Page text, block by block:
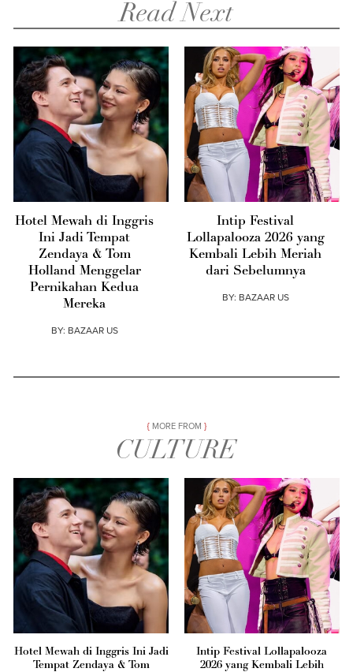
Read Next
Hotel Mewah di Inggris
Ini Jadi Tempat
Zendaya & Tom
Holland Menggelar
Pernikahan Kedua
Mereka
BY: BAZAAR US
Intip Festival
Lollapalooza 2026 yang
Kembali Lebih Meriah
dari Sebelumnya
BY: BAZAAR US
MORE FROM
CULTURE
Hotel Mewah di Inggris Ini Jadi
Tempat Zendaya & Tom
Intip Festival Lollapalooza
2026 yang Kembali Lebih